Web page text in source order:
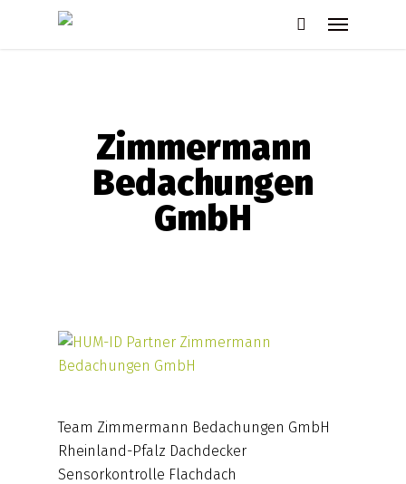
Menu
Zimmermann
Bedachungen
GmbH
Team Zimmermann Bedachungen GmbH
Rheinland-Pfalz Dachdecker
Sensorkontrolle Flachdach